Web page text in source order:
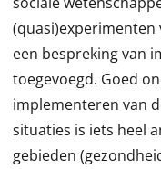
(quasi)experimenten
een bespreking van
toegevoegd. Goed
implementeren van
situaties is iets heel
gebieden